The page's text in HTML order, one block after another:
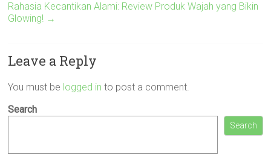
Rahasia Kecantikan Alami: Review Produk Wajah yang Bikin
Glowing! →
Leave a Reply
You must be logged in to post a comment.
Search
Search